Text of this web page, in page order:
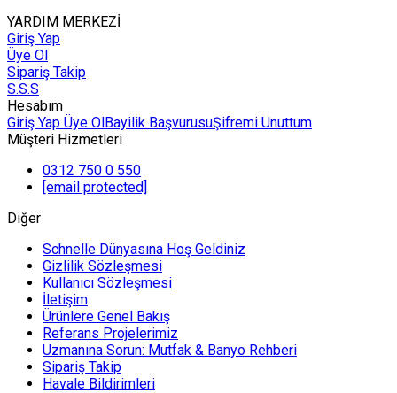
YARDIM MERKEZİ
Giriş Yap
Üye Ol
Sipariş Takip
S.S.S
Hesabım
Giriş Yap Üye OlBayilik BaşvurusuŞifremi Unuttum
Müşteri Hizmetleri
0312 750 0 550
[email protected]
Diğer
Schnelle Dünyasına Hoş Geldiniz
Gizlilik Sözleşmesi
Kullanıcı Sözleşmesi
İletişim
Ürünlere Genel Bakış
Referans Projelerimiz
Uzmanına Sorun: Mutfak & Banyo Rehberi
Sipariş Takip
Havale Bildirimleri